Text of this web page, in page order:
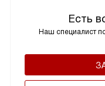
Есть
Наш специалист